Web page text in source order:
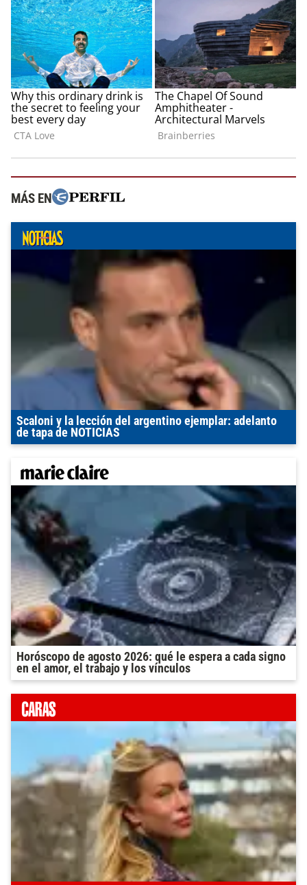
MÁS EN
Scaloni y la lección del argentino ejemplar: adelanto
de tapa de NOTICIAS
Horóscopo de agosto 2026: qué le espera a cada signo
en el amor, el trabajo y los vínculos